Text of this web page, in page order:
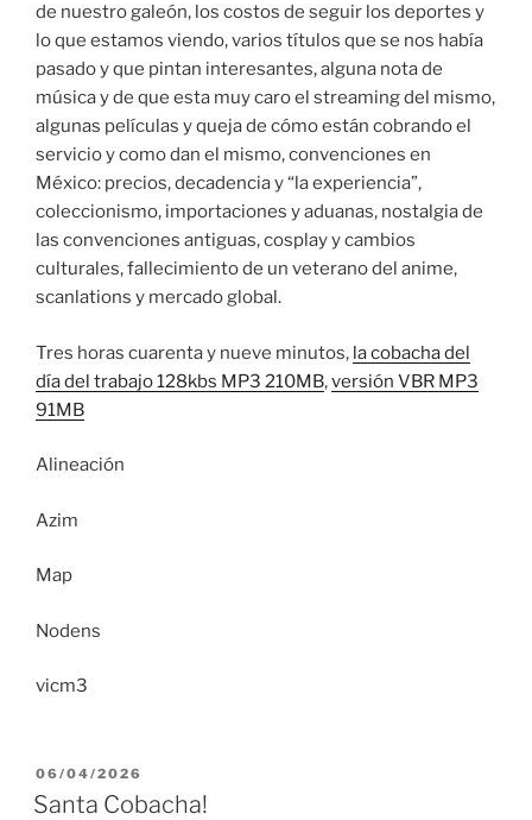
de nuestro galeón, los costos de seguir los deportes y
lo que estamos viendo, varios títulos que se nos había
pasado y que pintan interesantes, alguna nota de
música y de que esta muy caro el streaming del mismo,
algunas películas y queja de cómo están cobrando el
servicio y como dan el mismo, convenciones en
México: precios, decadencia y “la experiencia”,
coleccionismo, importaciones y aduanas, nostalgia de
las convenciones antiguas, cosplay y cambios
culturales, fallecimiento de un veterano del anime,
scanlations y mercado global.
Tres horas cuarenta y nueve minutos, la cobacha del
día del trabajo 128kbs MP3 210MB,versión VBR MP3
91MB
Alineación
Azim
Map
Nodens
vicm3
PUBLICADO
EL
06/04/2026
Santa Cobacha!